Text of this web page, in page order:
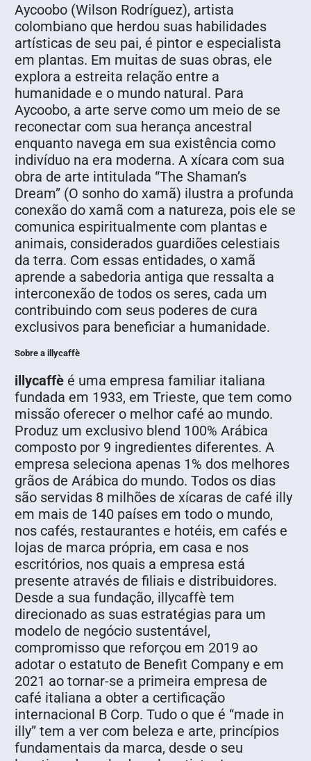
Aycoobo (Wilson Rodríguez), artista
colombiano que herdou suas habilidades
artísticas de seu pai, é pintor e especialista
em plantas. Em muitas de suas obras, ele
explora a estreita relação entre a
humanidade e o mundo natural. Para
Aycoobo, a arte serve como um meio de se
reconectar com sua herança ancestral
enquanto navega em sua existência como
indivíduo na era moderna. A xícara com sua
obra de arte intitulada “The Shaman’s
Dream” (O sonho do xamã) ilustra a profunda
conexão do xamã com a natureza, pois ele se
comunica espiritualmente com plantas e
animais, considerados guardiões celestiais
da terra. Com essas entidades, o xamã
aprende a sabedoria antiga que ressalta a
interconexão de todos os seres, cada um
contribuindo com seus poderes de cura
exclusivos para beneficiar a humanidade.
Sobre a illycaffè
illycaffè é uma empresa familiar italiana
fundada em 1933, em Trieste, que tem como
missão oferecer o melhor café ao mundo.
Produz um exclusivo blend 100% Arábica
composto por 9 ingredientes diferentes. A
empresa seleciona apenas 1% dos melhores
grãos de Arábica do mundo. Todos os dias
são servidas 8 milhões de xícaras de café illy
em mais de 140 países em todo o mundo,
nos cafés, restaurantes e hotéis, em cafés e
lojas de marca própria, em casa e nos
escritórios, nos quais a empresa está
presente através de filiais e distribuidores.
Desde a sua fundação, illycaffè tem
direcionado as suas estratégias para um
modelo de negócio sustentável,
compromisso que reforçou em 2019 ao
adotar o estatuto de Benefit Company e em
2021 ao tornar-se a primeira empresa de
café italiana a obter a certificação
internacional B Corp. Tudo o que é “made in
illy” tem a ver com beleza e arte, princípios
fundamentais da marca, desde o seu